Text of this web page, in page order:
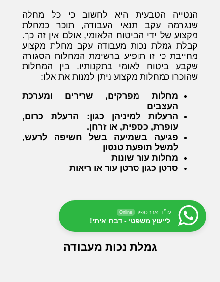
הנטייה הטבעית היא לחשוב כי כל מחלה
שנגרמה עקב תנאי העבודה, תוכר כמחלת
מקצוע של ידי הביטוח הלאומי, אולם אין זה כך.
קבלת גמלת נכות מעבודה עקב מחלת מקצוע
מחייבת כי זו תופיע ברשימת המחלות הסגורה
שקבע ביטוח לאומי בתקנותיו. בין המחלות
שהוכרו כמחלות מקצוע ניתן למנות את אלו:
מחלות מפרקים, שרירים ומערכת
העצבים
הרעלות למיניהן כגון: הרעלת כרום,
עופרת, כספית, או זרחן.
פגיעה בשמיעה בשל חשיפה לרעש,
למשל תופעת טנטון
מחלות עור שונות
סרטן כגון סרטן עור או ריאות
עו״ד ארז ספיר Online
לייעוץ משפטי - דברו איתי!
גמלת נכות מעבודה